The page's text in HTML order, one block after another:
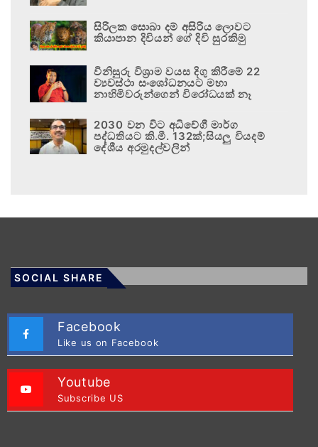
සිරිලක සොබා දම් අසිරිය ලොවට
කියාපාන දිවියන් ගේ දිවි සුරකිමු
විනිසුරු විශ්‍රාම වයස දිගු කිරීමේ 22
ව්‍යවස්ථා සංශෝධනයට මහා
නාහිමිවරුන්ගෙන් විරෝධයක් නෑ
2030 වන විට අධිවේගී මාර්ග
පද්ධතියට කි.මී. 132ක්;සියලු වියදම්
දේශීය අරමුදල්වලින්
SOCIAL SHARE
Facebook
Like us on Facebook
Youtube
Subscribe US